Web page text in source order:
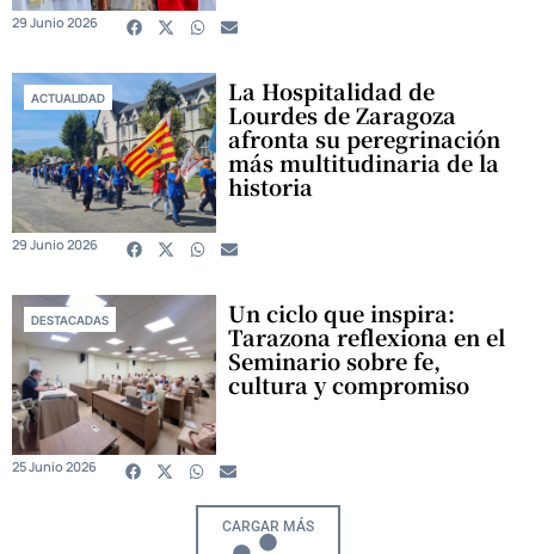
29 Junio 2026
ACTUALIDAD La Hospitalidad de
Lourdes de Zaragoza
afronta su peregrinación
más multitudinaria de la
historia
29 Junio 2026
DESTACADAS Un ciclo que inspira:
Tarazona reflexiona en el
Seminario sobre fe,
cultura y compromiso
25 Junio 2026
CARGAR MÁS